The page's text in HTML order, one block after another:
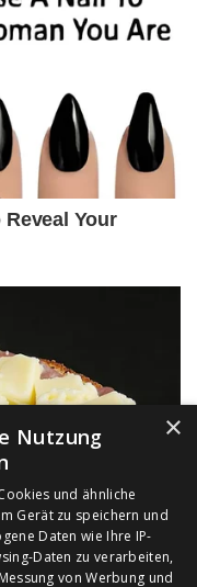
×
Nutzung
und ähnliche
Gerät zu speichern und
Daten wie Ihre IP-
Daten zu verarbeiten,
von Werbung und